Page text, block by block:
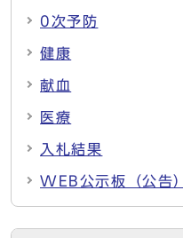
0次予防
健康
献血
医療
入札結果
WEB公示板（公告）